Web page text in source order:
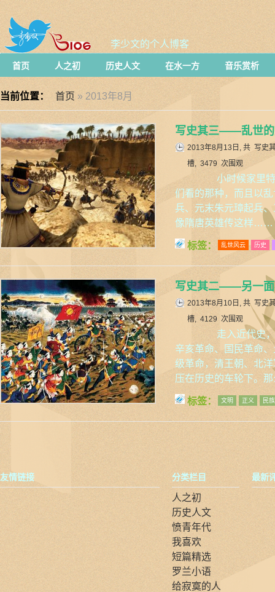
李少文的个人博客
首页 人之初 历史人文 在水一方 音乐赏析
当前位置： 首页 » 2013年8月
写史其三——乱世
2013年8月13日, 共 写史
槽, 3479 次围观
小时候家里特
们看的那种，而且以
兵、元末朱元璋起兵
像隋唐英雄传这样……
标签： 乱世风云 历史
写史其二——另一面
2013年8月10日, 共 写史
槽, 4129 次围观
走入近代史，
辛亥革命、国民革命
级革命，清王朝、北
压在历史的车轮下。
标签： 文明 正义 民
友情链接 分类栏目
人之初
历史人文
愤青年代
我喜欢
短篇精选
罗兰小语
给寂寞的人
最新